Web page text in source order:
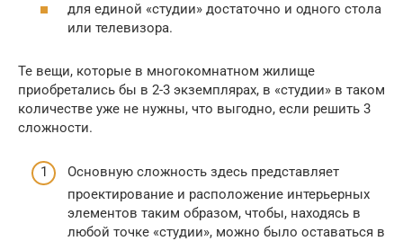
для единой «студии» достаточно и одного стола
или телевизора.
Те вещи, которые в многокомнатном жилище
приобретались бы в 2-3 экземплярах, в «студии» в таком
количестве уже не нужны, что выгодно, если решить 3
сложности.
Основную сложность здесь представляет
проектирование и расположение интерьерных
элементов таким образом, чтобы, находясь в
любой точке «студии», можно было оставаться в